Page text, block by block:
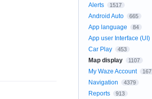
Alerts
1517
Android Auto 665
App language 84
App user Interface (UI)
Car Play 453
Map display 1107
My Waze Account 167
Navigation 4379
Reports 913